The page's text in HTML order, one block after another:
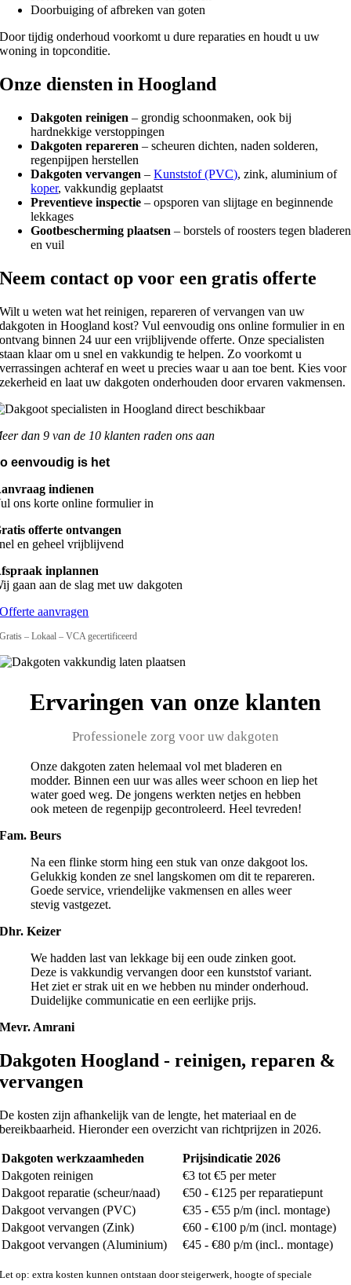
Doorbuiging of afbreken van goten
Door tijdig onderhoud voorkomt u dure reparaties en houdt u uw
woning in topconditie.
Onze diensten in Hoogland
Dakgoten reinigen – grondig schoonmaken, ook bij
hardnekkige verstoppingen
Dakgoten repareren – scheuren dichten, naden solderen,
regenpijpen herstellen
Dakgoten vervangen –Kunststof (PVC), zink, aluminium of
koper, vakkundig geplaatst
Preventieve inspectie – opsporen van slijtage en beginnende
lekkages
Gootbescherming plaatsen – borstels of roosters tegen bladeren
en vuil
Neem contact op voor een gratis offerte
Wilt u weten wat het reinigen, repareren of vervangen van uw
dakgoten in Hoogland kost? Vul eenvoudig ons online formulier in en
ontvang binnen 24 uur een vrijblijvende offerte. Onze specialisten
staan klaar om u snel en vakkundig te helpen. Zo voorkomt u
verrassingen achteraf en weet u precies waar u aan toe bent. Kies voor
zekerheid en laat uw dakgoten onderhouden door ervaren vakmensen.
dan 9 van de 10 klanten raden ons aan
eenvoudig is het
indienen
ons korte online formulier in
offerte ontvangen
en geheel vrijblijvend
inplannen
gaan aan de slag met uw dakgoten
Offerte aanvragen
Gratis – Lokaal – VCA gecertificeerd
Ervaringen van onze klanten
Professionele zorg voor uw dakgoten
Onze dakgoten zaten helemaal vol met bladeren en
modder. Binnen een uur was alles weer schoon en liep het
water goed weg. De jongens werkten netjes en hebben
ook meteen de regenpijp gecontroleerd. Heel tevreden!
Fam. Beurs
Na een flinke storm hing een stuk van onze dakgoot los.
Gelukkig konden ze snel langskomen om dit te repareren.
Goede service, vriendelijke vakmensen en alles weer
stevig vastgezet.
Dhr. Keizer
We hadden last van lekkage bij een oude zinken goot.
Deze is vakkundig vervangen door een kunststof variant.
Het ziet er strak uit en we hebben nu minder onderhoud.
Duidelijke communicatie en een eerlijke prijs.
Mevr. Amrani
Dakgoten Hoogland - reinigen, reparen &
vervangen
De kosten zijn afhankelijk van de lengte, het materiaal en de
bereikbaarheid. Hieronder een overzicht van richtprijzen in 2026.
Dakgoten werkzaamheden
Prijsindicatie 2026
Dakgoten reinigen
€3 tot €5 per meter
Dakgoot reparatie (scheur/naad)
€50 - €125 per reparatiepunt
Dakgoot vervangen (PVC)
€35 - €55 p/m (incl. montage)
Dakgoot vervangen (Zink)
€60 - €100 p/m (incl. montage)
Dakgoot vervangen (Aluminium)
€45 - €80 p/m (incl.. montage)
Let op: extra kosten kunnen ontstaan door steigerwerk, hoogte of speciale